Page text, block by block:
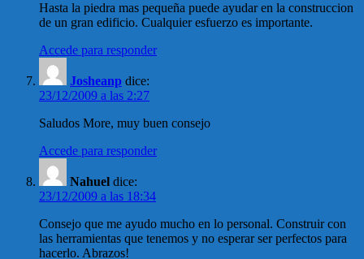
Hasta la piedra mas pequeña puede ayudar en la construccion
de un gran edificio. Cualquier esfuerzo es importante.
Accede para responder
Josheanp dice:
23/12/2009 a las 2:27
Saludos More, muy buen consejo
Accede para responder
Nahuel dice:
23/12/2009 a las 18:34
Consejo que me ayudo mucho en lo personal. Construir con
las herramientas que tenemos y no esperar ser perfectos para
hacerlo. Abrazos!